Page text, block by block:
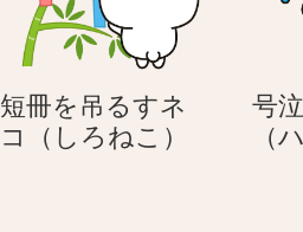
短冊を吊るすネ
コ（しろねこ）
号
（